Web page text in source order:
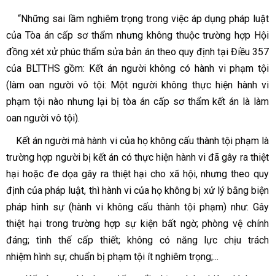
“Những sai lầm nghiêm trọng trong việc áp dụng pháp luật
của Tòa án cấp sơ thẩm nhưng không thuộc trường hợp Hội
đồng xét xử phúc thẩm sửa bản án theo quy định tại Điều 357
của BLTTHS gồm: Kết án người không có hành vi phạm tội
(làm oan người vô tội: Một người không thực hiện hành vi
phạm tội nào nhưng lại bị tòa án cấp sơ thẩm kết án là làm
oan người vô tội).
Kết án người mà hành vi của họ không cấu thành tội phạm là
trường hợp người bị kết án có thực hiện hành vi đã gây ra thiệt
hại hoặc đe dọa gây ra thiệt hại cho xã hội, nhưng theo quy
định của pháp luật, thì hành vi của họ không bị xử lý bằng biện
pháp hình sự (hành vi không cấu thành tội phạm) như: Gây
thiệt hại trong trường hợp sự kiện bất ngờ; phòng vệ chính
đáng; tình thế cấp thiết; không có năng lực chịu trách
nhiệm hình sự; chuẩn bị phạm tội ít nghiêm trọng;...